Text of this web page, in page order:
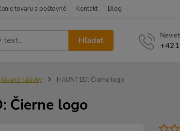
tovaru a poštovné Kontakt Blog
Hľadať
nášivky HAUNTED: Čierne logo
Čierne logo